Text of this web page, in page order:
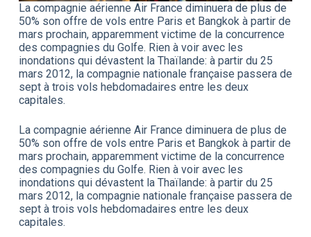
La compagnie aérienne Air France diminuera de plus de
50% son offre de vols entre Paris et Bangkok à partir de
mars prochain, apparemment victime de la concurrence
des compagnies du Golfe. Rien à voir avec les
inondations qui dévastent la Thaïlande: à partir du 25
mars 2012, la compagnie nationale française passera de
sept à trois vols hebdomadaires entre les deux
capitales.
La compagnie aérienne Air France diminuera de plus de
50% son offre de vols entre Paris et Bangkok à partir de
mars prochain, apparemment victime de la concurrence
des compagnies du Golfe. Rien à voir avec les
inondations qui dévastent la Thaïlande: à partir du 25
mars 2012, la compagnie nationale française passera de
sept à trois vols hebdomadaires entre les deux
capitales.